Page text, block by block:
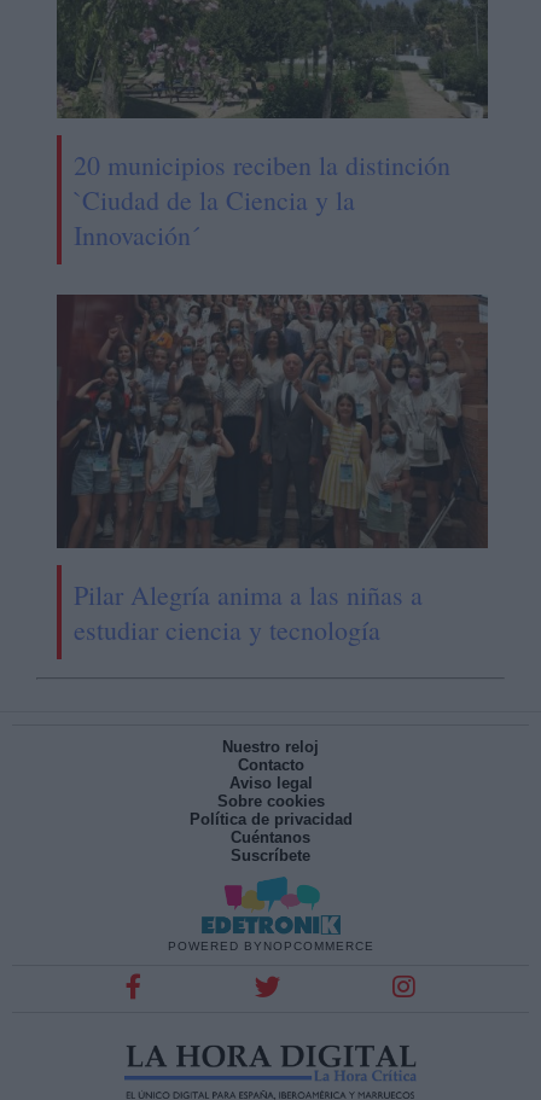
20 municipios reciben la distinción
`Ciudad de la Ciencia y la
Innovación´
Pilar Alegría anima a las niñas a
estudiar ciencia y tecnología
Nuestro reloj
Contacto
Aviso legal
Sobre cookies
Política de privacidad
Cuéntanos
Suscríbete
POWERED BY NOPCOMMERCE